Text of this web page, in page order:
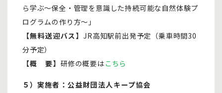
ら学ぶ～保全・管理を意識した持続可能な自然体験プ
ログラムの作り方～」
【無料送迎バス】JR高知駅前出発予定（乗車時間30
分予定）
【概 要】研修の概要はこちら
５） 実施者：公益財団法人キープ協会